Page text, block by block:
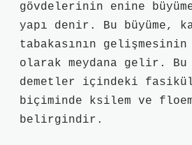
gövdelerinin enine
yapı denir. Bu büyüme,
tabakasının
olarak meydana gelir. Bu
demetler içindeki
biçiminde ksilem ve
belirgindir.